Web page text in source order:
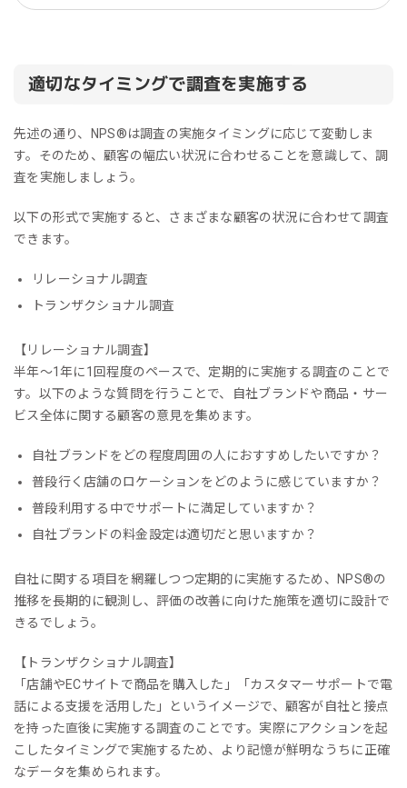
適切なタイミングで調査を実施する
先述の通り、NPS®︎は調査の実施タイミングに応じて変動しま
す。そのため、顧客の幅広い状況に合わせることを意識して、調
査を実施しましょう。
以下の形式で実施すると、さまざまな顧客の状況に合わせて調査
できます。
リレーショナル調査
トランザクショナル調査
【リレーショナル調査】
半年〜1年に1回程度のペースで、定期的に実施する調査のことで
す。以下のような質問を行うことで、自社ブランドや商品・サー
ビス全体に関する顧客の意見を集めます。
自社ブランドをどの程度周囲の人におすすめしたいですか？
普段行く店舗のロケーションをどのように感じていますか？
普段利用する中でサポートに満足していますか？
自社ブランドの料金設定は適切だと思いますか？
自社に関する項目を網羅しつつ定期的に実施するため、NPS®︎の
推移を長期的に観測し、評価の改善に向けた施策を適切に設計で
きるでしょう。
【トランザクショナル調査】
「店舗やECサイトで商品を購入した」「カスタマーサポートで電
話による支援を活用した」というイメージで、顧客が自社と接点
を持った直後に実施する調査のことです。実際にアクションを起
こしたタイミングで実施するため、より記憶が鮮明なうちに正確
なデータを集められます。